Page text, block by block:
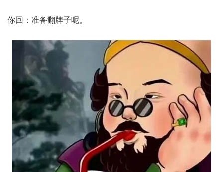
你回：准备翻牌子呢。